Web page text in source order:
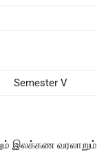
Semester V
இலக்கண வரலாறும்